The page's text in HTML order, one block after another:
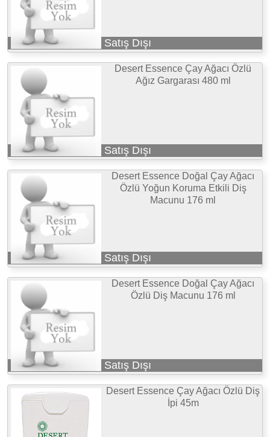
Satış Dışı
Desert Essence Çay Ağacı Özlü
Ağız Gargarası 480 ml
Satış Dışı
Desert Essence Doğal Çay Ağacı
Özlü Yoğun Koruma Etkili Diş
Macunu 176 ml
Satış Dışı
Desert Essence Doğal Çay Ağacı
Özlü Diş Macunu 176 ml
Satış Dışı
Desert Essence Çay Ağacı Özlü Diş
İpi 45m